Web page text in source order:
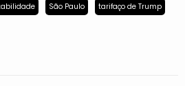
São Paulo tarifaço de Trump